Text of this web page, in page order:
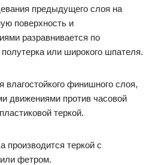
предыдущего слоя на
поверхность и
разравнивается по
или широкого шпателя.
финишного слоя,
движениями против часовой
теркой.
теркой с
фетром.